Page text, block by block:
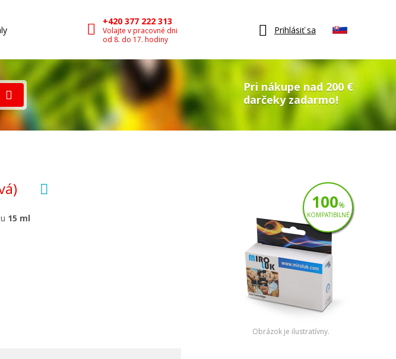
+420 377 222 313
Volajte v pracovné dni
od 8. do 17. hodiny
Prihlásiť sa
Pri nákupe nad 200 €
darčeky zadarmo!
15 ml
Obrázok je ilustratívny.
100%
KOMPATIBILNÉ